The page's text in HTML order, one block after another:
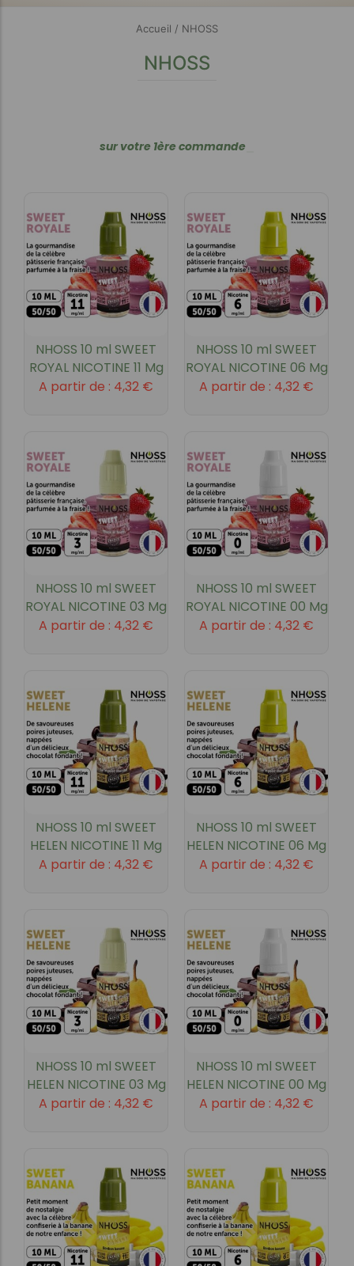
Accueil / NHOSS
NHOSS
sur votre 1ère commande
NHOSS 10 ml SWEET
ROYAL NICOTINE 11 Mg
A partir de : 4,32 €
NHOSS 10 ml SWEET
ROYAL NICOTINE 06 Mg
A partir de : 4,32 €
NHOSS 10 ml SWEET
ROYAL NICOTINE 03 Mg
A partir de : 4,32 €
NHOSS 10 ml SWEET
ROYAL NICOTINE 00 Mg
A partir de : 4,32 €
NHOSS 10 ml SWEET
HELEN NICOTINE 11 Mg
A partir de : 4,32 €
NHOSS 10 ml SWEET
HELEN NICOTINE 06 Mg
A partir de : 4,32 €
NHOSS 10 ml SWEET
HELEN NICOTINE 03 Mg
A partir de : 4,32 €
NHOSS 10 ml SWEET
HELEN NICOTINE 00 Mg
A partir de : 4,32 €